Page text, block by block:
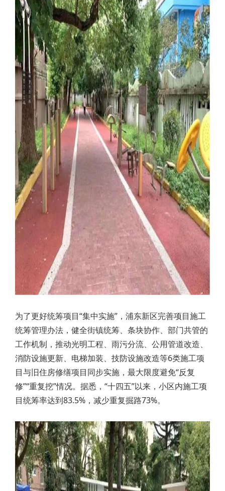
为了更好统筹项目“集中实施”，浦东新区完善项目施工
统筹管理办法，健全街镇统筹、条块协作、部门共管的
工作机制，推动光明工程、雨污分流、公用管道改造、
消防设施更新、电梯加装、技防设施改造等6类施工项
目与旧住房修缮项目同步实施，最大限度避免“反复
修”“重复挖”情况。据悉，“十四五”以来，小区内施工项
目统筹率达到83.5%，减少重复掘路73%。